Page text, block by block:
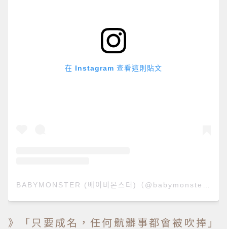
在 Instagram 查看這則貼文
》「只要成名，任何骯髒事都會被吹捧」